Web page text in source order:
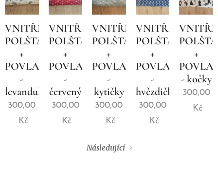
VNITŘNÍ
POLŠTÁŘEK
+
POVLAK
-
levandule
300,00
Kč
VNITŘNÍ
POLŠTÁŘEK
+
POVLAK
-
červený
300,00
Kč
VNITŘNÍ
POLŠTÁŘEK
+
POVLAK
-
kytičky
300,00
Kč
VNITŘNÍ
POLŠTÁŘEK
+
POVLAK
-
hvězdičky
300,00
Kč
+
- kočky
300,00
Kč
Následující